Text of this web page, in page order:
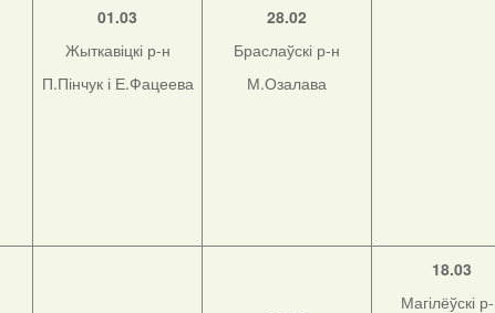
01.03
Жыткавіцкі р-н
П.Пінчук і Е.Фацеева
28.02
Браслаўскі р-н
М.Озалава
18.03
Магілёўскі